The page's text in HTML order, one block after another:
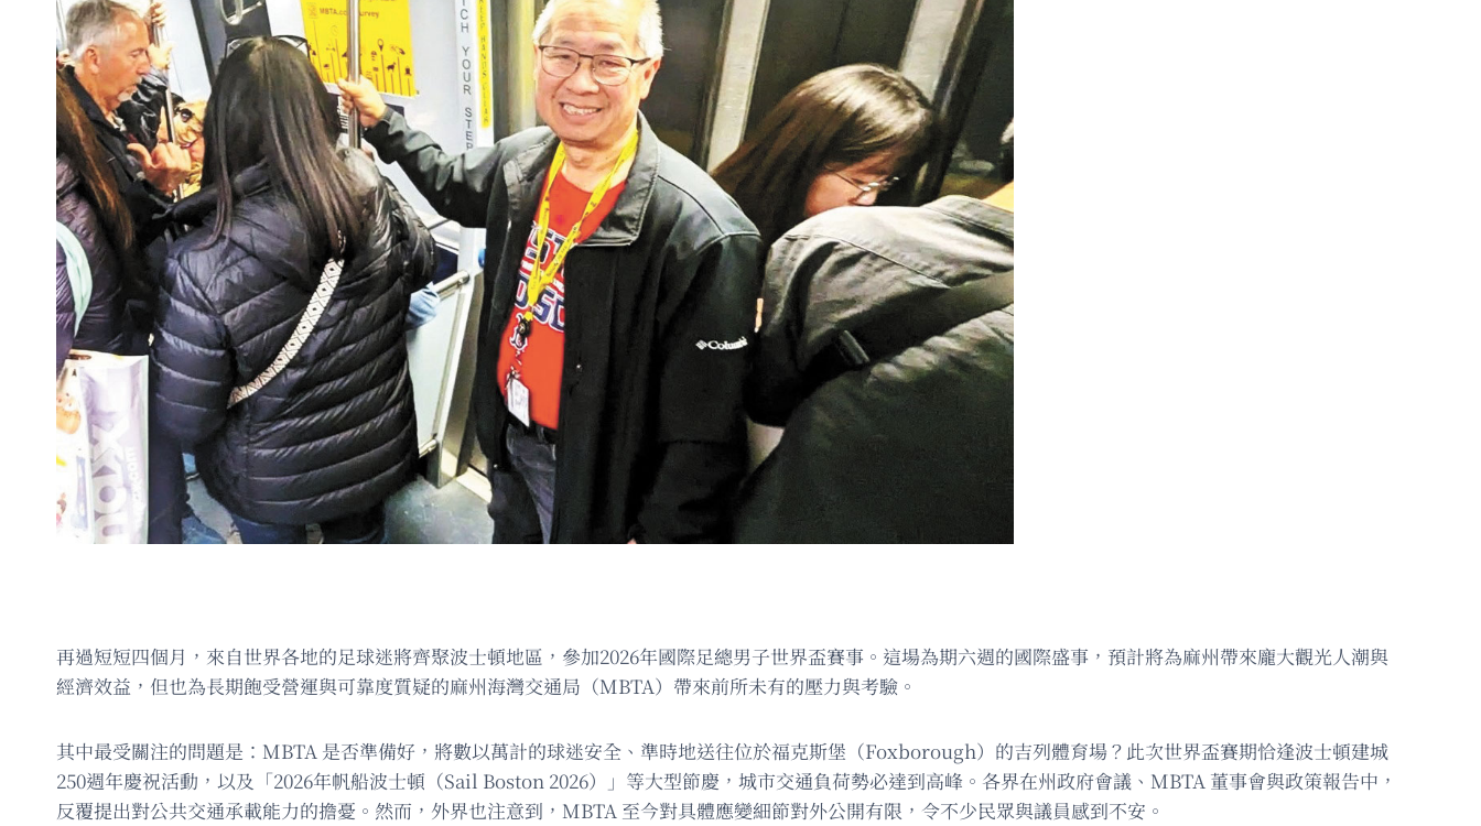
再過短短四個月，來自世界各地的足球迷將齊聚波士頓地區，參加2026年國際足總男子世界盃賽事。這場為期六週的國際盛事，預計將為麻州帶來龐大觀光人潮與
經濟效益，但也為長期飽受營運與可靠度質疑的麻州海灣交通局（MBTA）帶來前所未有的壓力與考驗。
其中最受關注的問題是：MBTA 是否準備好，將數以萬計的球迷安全、準時地送往位於福克斯堡（Foxborough）的吉列體育場？此次世界盃賽期恰逢波士頓建城
250週年慶祝活動，以及「2026年帆船波士頓（Sail Boston 2026）」等大型節慶，城市交通負荷勢必達到高峰。各界在州政府會議、MBTA 董事會與政策報告中，
反覆提出對公共交通承載能力的擔憂。然而，外界也注意到，MBTA 至今對具體應變細節對外公開有限，令不少民眾與議員感到不安。